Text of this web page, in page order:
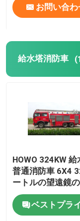
お問い合わ
給水塔消防車
HOWO 324KW
普通消防車 6X4
ートルの望遠鏡
ベストプラ